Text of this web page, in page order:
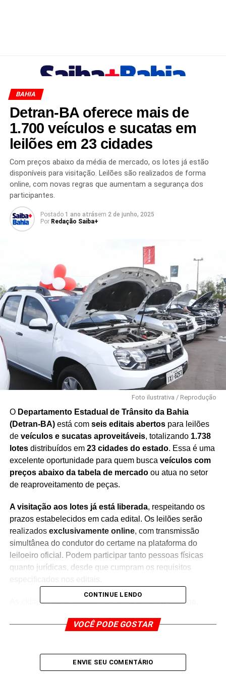
BAHIA
Detran-BA oferece mais de
1.700 veículos e sucatas em
leilões em 23 cidades
Com preços abaixo da média de mercado, os lotes já estão
disponíveis para visitação. Leilões são realizados de forma
online, com novas regras que aumentam a segurança dos
participantes.
Postado 1 ano atrásem 2 de junho, 2025
Por Redação Saiba+
Foto ilustrativa / Reprodução
O Departamento Estadual de Trânsito da Bahia
(Detran-BA)está com seis editais abertospara leilões
de veículos e sucatas aproveitáveis, totalizando 1.738
lotesdistribuídos em 23 cidades do estado. Essa é uma
excelente oportunidade para quem busca veículos com
preços abaixo da tabela de mercadoou atua no setor
de reaproveitamento de peças.
A visitação aos lotes já está liberada, respeitando os
prazos estabelecidos em cada edital. Os leilões serão
realizados exclusivamente online, com transmissão
simultânea do condutor do certame na plataforma do
leiloeiro oficial. Podem participar tanto pessoas físicas
quanto jurídicas, desde que cumpram os requisitos
As cidades participantes incluemSalvador, Itabuna,
destaques, estão:
, em Salvador;
CONTINUE LENDO
VOCÊ PODE GOSTAR
ENVIE SEU COMENTÁRIO